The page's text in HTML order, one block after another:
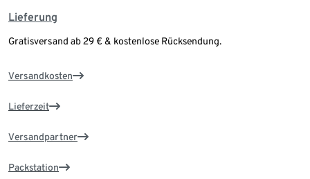
Lieferung
Gratisversand ab 29 € & kostenlose Rücksendung.
Versandkosten
Lieferzeit
Versandpartner
Packstation